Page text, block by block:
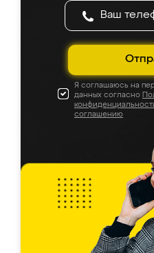
Я соглашаюсь на
данных согласно
соглашению